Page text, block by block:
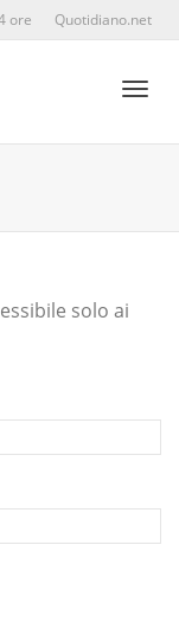
ore Quotidiano.net
solo ai